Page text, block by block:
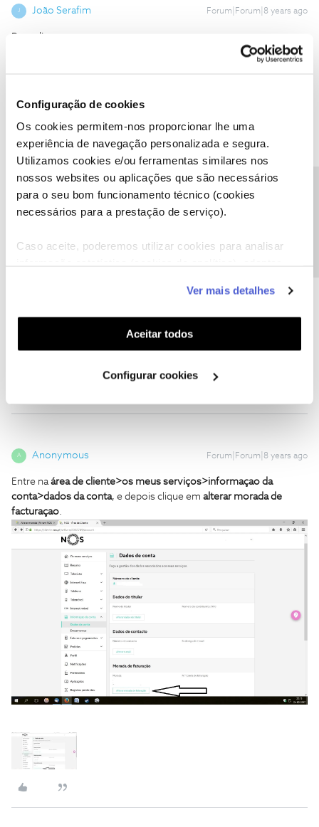
Configuração de cookies
Os cookies permitem-nos proporcionar lhe uma
experiência de navegação personalizada e segura.
Utilizamos cookies e/ou ferramentas similares nos
nossos websites ou aplicações que são necessários
para o seu bom funcionamento técnico (cookies
necessários para a prestação de serviço).
Caso aceite, poderemos utilizar cookies para analisar
funcionalidades (cookies de personalização e
funcionalidade) e adaptar anúncios aos seus interesses
(cookies de publicidade personalizada). Pode gerir a
utilização dos cookies clicando em "Configurar
Ver mais detalhes
Aceitar todos
Configurar cookies
J João Serafim Forum|Forum|8 years ago
Bom dia.
Como altero o número que recebe as mensagens sobre facturas
Oscar7 Forum|Forum|8 years ago
Acho que só ligando para a linha.
Bret
Devido a alteraçao da toponimia, pretendo alterar morada do
A Anonymous Forum|Forum|8 years ago
Entre naáreade cliente>os meus serviços>informaçao da
conta>dados da conta, e depois clique em alterar morada de
facturaçao.